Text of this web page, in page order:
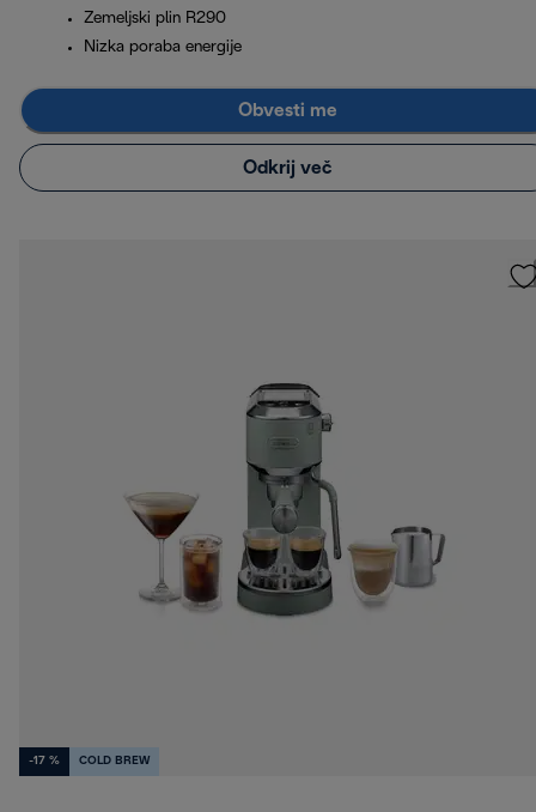
Zemeljski plin R290
Nizka poraba energije
Obvesti me
Odkrij več
-17 % COLD BREW